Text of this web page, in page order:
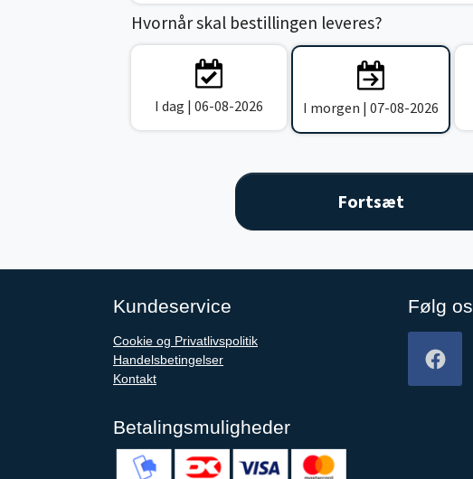
Hvornår skal bestillingen leveres?
I dag | 06-08-2026 I morgen | 07-08-2026
Kundeservice
Cookie og Privatlivspolitik
Handelsbetingelser
Kontakt
Betalingsmuligheder
Følg os